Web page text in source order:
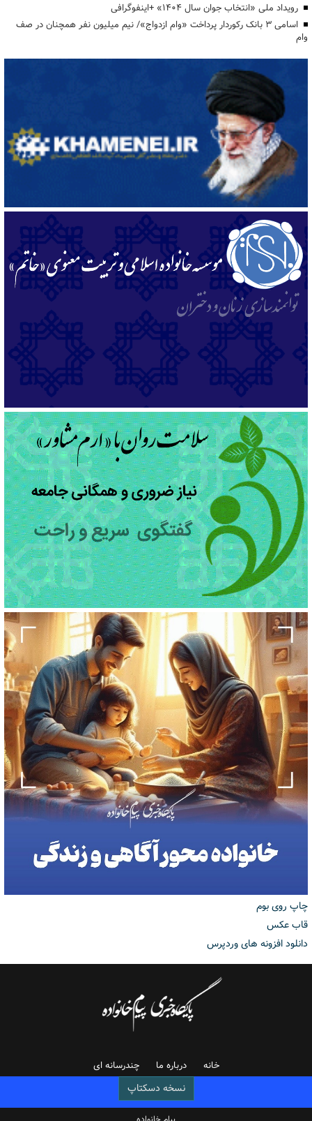
رویداد ملی «انتخاب جوان سال ۱۴۰۴» +اینفوگرافی
اسامی ۳ بانک رکوردار پرداخت «وام ازدواج»/ نیم میلیون نفر همچنان در صف
وام
چاپ روی بوم
قاب عکس
دانلود افزونه های وردپرس
خانه درباره ما چندرسانه ای
نسخه دسکتاپ